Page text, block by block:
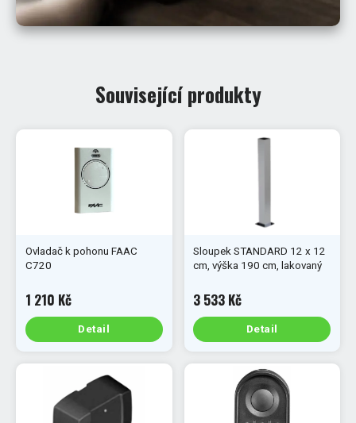
Související produkty
Ovladač k pohonu FAAC
C720
1 210 Kč
Detail
Sloupek STANDARD 12 x 12
cm, výška 190 cm, lakovaný
3 533 Kč
Detail